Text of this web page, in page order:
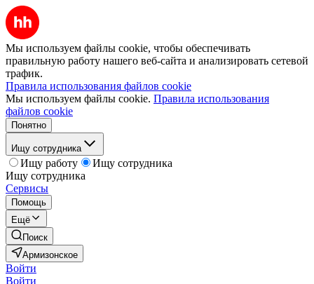
Мы используем файлы cookie, чтобы обеспечивать
правильную работу нашего веб-сайта и анализировать сетевой
трафик.
Правила использования файлов cookie
Мы используем файлы cookie. Правила использования
файлов cookie
Понятно
Ищу сотрудника
Ищу работу
Ищу сотрудника
Ищу сотрудника
Сервисы
Помощь
Ещё
Поиск
Армизонское
Войти
Войти